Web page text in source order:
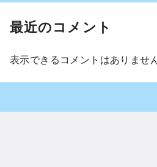
最近のコメント
表示できるコメントはありません